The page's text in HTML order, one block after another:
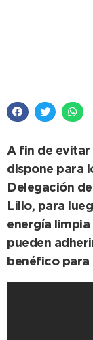
A fin de evitar
dispone para
Delegación
Lillo, para
energía
pueden
benéfico para